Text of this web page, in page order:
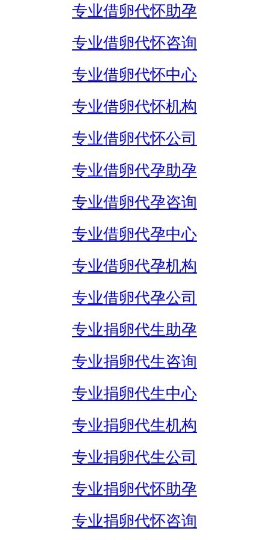
专业借卵代怀助孕
专业借卵代怀咨询
专业借卵代怀中心
专业借卵代怀机构
专业借卵代怀公司
专业借卵代孕助孕
专业借卵代孕咨询
专业借卵代孕中心
专业借卵代孕机构
专业借卵代孕公司
专业捐卵代生助孕
专业捐卵代生咨询
专业捐卵代生中心
专业捐卵代生机构
专业捐卵代生公司
专业捐卵代怀助孕
专业捐卵代怀咨询